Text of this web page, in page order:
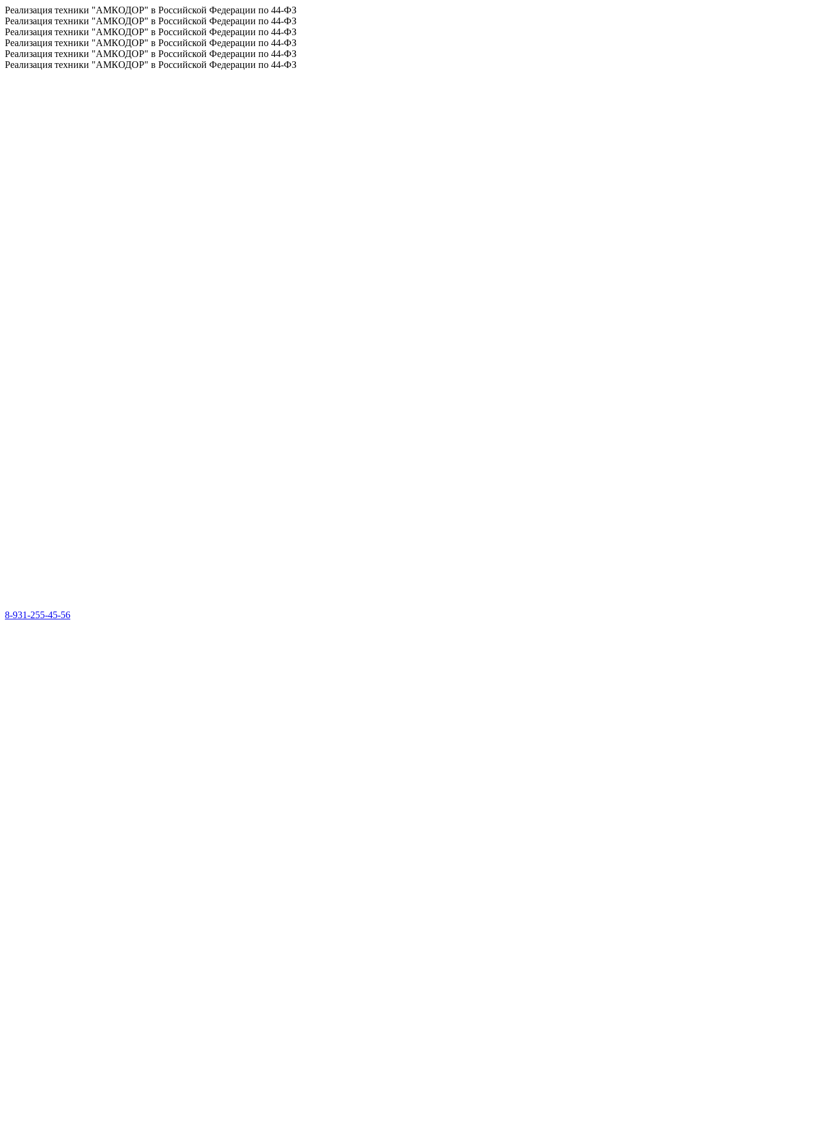
Реализация техники "АМКОДОР" в Российской Федерации по 44-ФЗ
Реализация техники "АМКОДОР" в Российской Федерации по 44-ФЗ
Реализация техники "АМКОДОР" в Российской Федерации по 44-ФЗ
Реализация техники "АМКОДОР" в Российской Федерации по 44-ФЗ
Реализация техники "АМКОДОР" в Российской Федерации по 44-ФЗ
Реализация техники "АМКОДОР" в Российской Федерации по 44-ФЗ
8-931-255-45-56